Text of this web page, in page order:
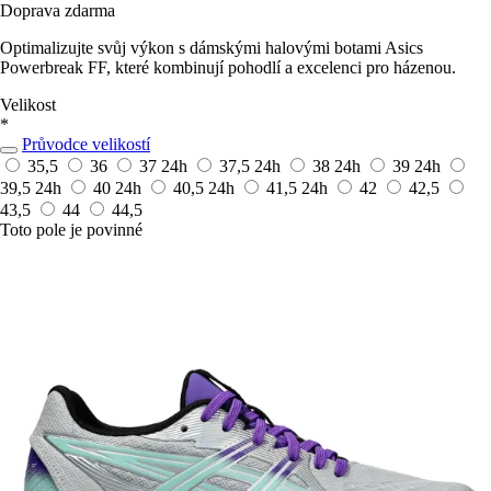
Doprava zdarma
Optimalizujte svůj výkon s dámskými halovými botami Asics
Powerbreak FF, které kombinují pohodlí a excelenci pro házenou.
Velikost
*
Průvodce velikostí
35,5
36 37 24h 37,5 24h 38 24h 39 24h
39,5 24h 40 24h 40,5 24h 41,5 24h 42
42,5
43,5
44
44,5
Toto pole je povinné